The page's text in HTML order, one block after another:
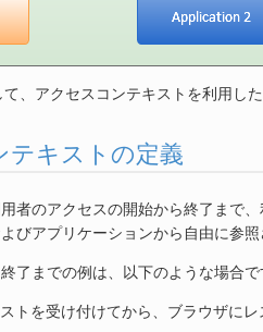
、アクセスコンテキストを利用し
テキストの定義
者のアクセスの開始から終了まで
びアプリケーションから自由に参
了までの例は、以下のような場合で
トを受け付けてから、ブラウザに